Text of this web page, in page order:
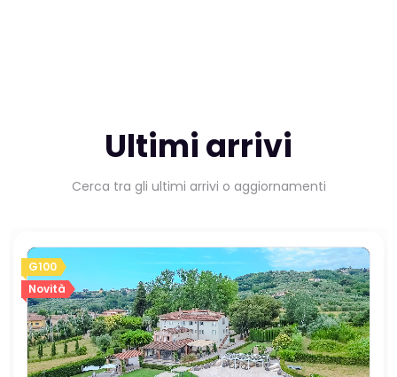
Ultimi arrivi
Cerca tra gli ultimi arrivi o aggiornamenti
G100
Novità